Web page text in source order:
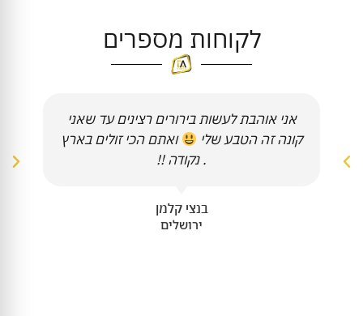
לקוחות מספרים
אני אוהבת לעשות בירורים רצינים עד שאני
קונה זה הטבע שלי
ואתם הכי זולים בארץ
. נקודה !!
בנצי קלמן
ירושלים